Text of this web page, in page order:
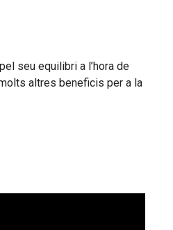
seu equilibri a l’hora de
altres beneficis per a la